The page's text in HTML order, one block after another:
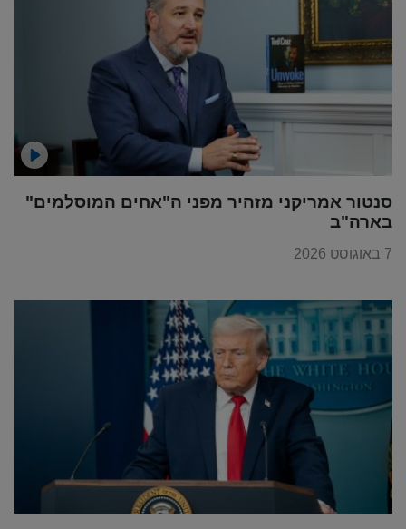
סנטור אמריקני מזהיר מפני ה"אחים המוסלמים"
בארה"ב
7 באוגוסט 2026